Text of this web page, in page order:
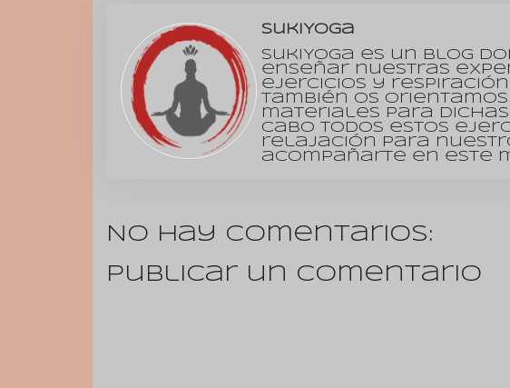
SukiYoga
SukiYoga es un blog
enseñar nuestras
ejercicios y
También os
materiales para
cabo todos estos
relajación para
acompañarte en este
No hay comentarios:
Publicar un comentario